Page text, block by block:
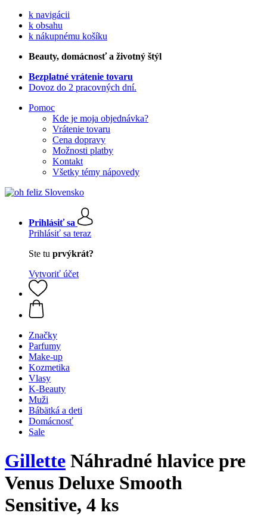
k navigácii
k obsahu
k nákupnému košíku
Beauty, domácnosť a životný štýl
Bezplatné vrátenie tovaru
Dovoz do 2 pracovných dní.
Pomoc
Kde je moja objednávka?
Vrátenie tovaru
Cena dopravy
Možnosti platby
Kontakt
Všetky témy nápovedy
Prihlásiť sa
Prihlásiť sa teraz
Ste tu prvýkrát?
Vytvoriť účet
Značky
Parfumy
Make-up
Kozmetika
Vlasy
K-Beauty
Muži
Bábätká a deti
Domácnosť
Sale
Gillette Náhradné hlavice pre
Venus Deluxe Smooth
Sensitive, 4 ks